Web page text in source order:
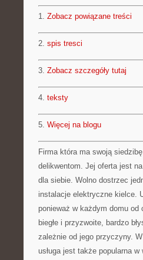
1. Zobacz powiązane treści
2. spis tresci
3. Zobacz szczegóły tutaj
4. teksty
5. Więcej na blogu
Firma która ma swoją
delikwentom. Jej oferta jest
dla siebie. Wolno dostrzec
instalacje elektryczne kielce.
ponieważ w każdym domu od
biegłe i przyzwoite, bardzo
zależnie od jego przyczyny.
usługa jest także popularna